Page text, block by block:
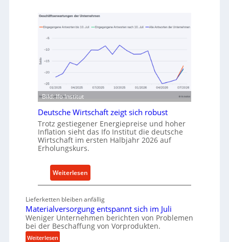
f
v
I
u
s
t
r
i
e
E
s
a
t
z
t
t
h
d
ü
r
n
a
c
a
l
i
g
e
W
Bild: Ifo Institut
Deutsche Wirtschaft zeigt sich robust
Trotz gestiegener Energiepreise und hoher
Inflation sieht das Ifo Institut die deutsche
Wirtschaft im ersten Halbjahr 2026 auf
Erholungskurs.
Weiterlesen
D
u
t
s
Lieferketten bleiben anfällig
Materialversorgung entspannt sich im Juli
Weniger Unternehmen berichten von Problemen
bei der Beschaffung von Vorprodukten.
Weiterlesen: